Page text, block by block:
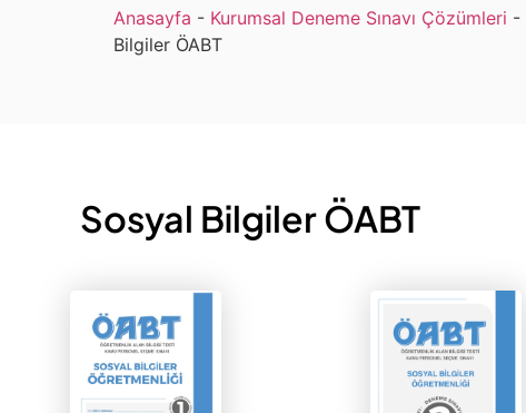
Anasayfa - Kurumsal Deneme Sınavı Çözümleri -
Bilgiler ÖABT
Sosyal Bilgiler ÖABT